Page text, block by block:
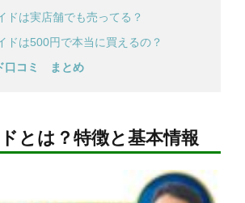
ドは実店舗でも売ってる？
ドは500円で本当に買えるの？
口コミ まとめ
とは？特徴と基本情報